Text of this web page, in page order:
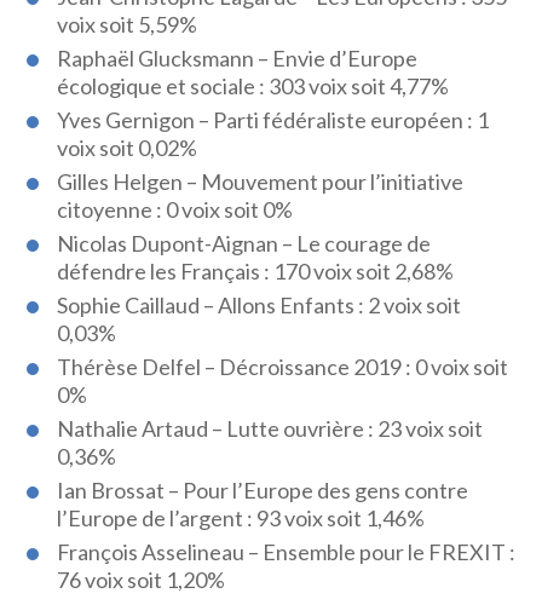
voix soit 5,59%
Raphaël Glucksmann – Envie d’Europe
écologique et sociale : 303 voix soit 4,77%
Yves Gernigon – Parti fédéraliste européen : 1
voix soit 0,02%
Gilles Helgen – Mouvement pour l’initiative
citoyenne : 0 voix soit 0%
Nicolas Dupont-Aignan – Le courage de
défendre les Français : 170 voix soit 2,68%
Sophie Caillaud – Allons Enfants : 2 voix soit
0,03%
Thérèse Delfel – Décroissance 2019 : 0 voix soit
0%
Nathalie Artaud – Lutte ouvrière : 23 voix soit
0,36%
Ian Brossat – Pour l’Europe des gens contre
l’Europe de l’argent : 93 voix soit 1,46%
François Asselineau – Ensemble pour le FREXIT :
76 voix soit 1,20%